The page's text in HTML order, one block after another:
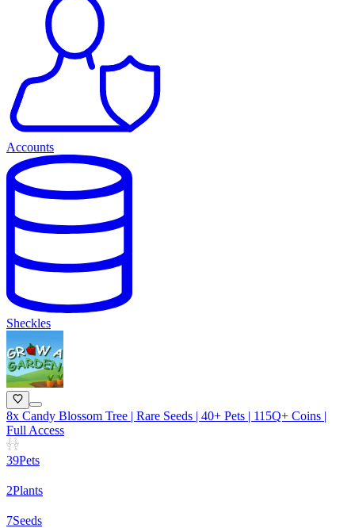
Accounts
Sheckles
8x Candy Blossom Tree | Rare Seeds | 40+ Pets | 115Q+ Coins |
Full Access
39Pets
2Plants
7Seeds